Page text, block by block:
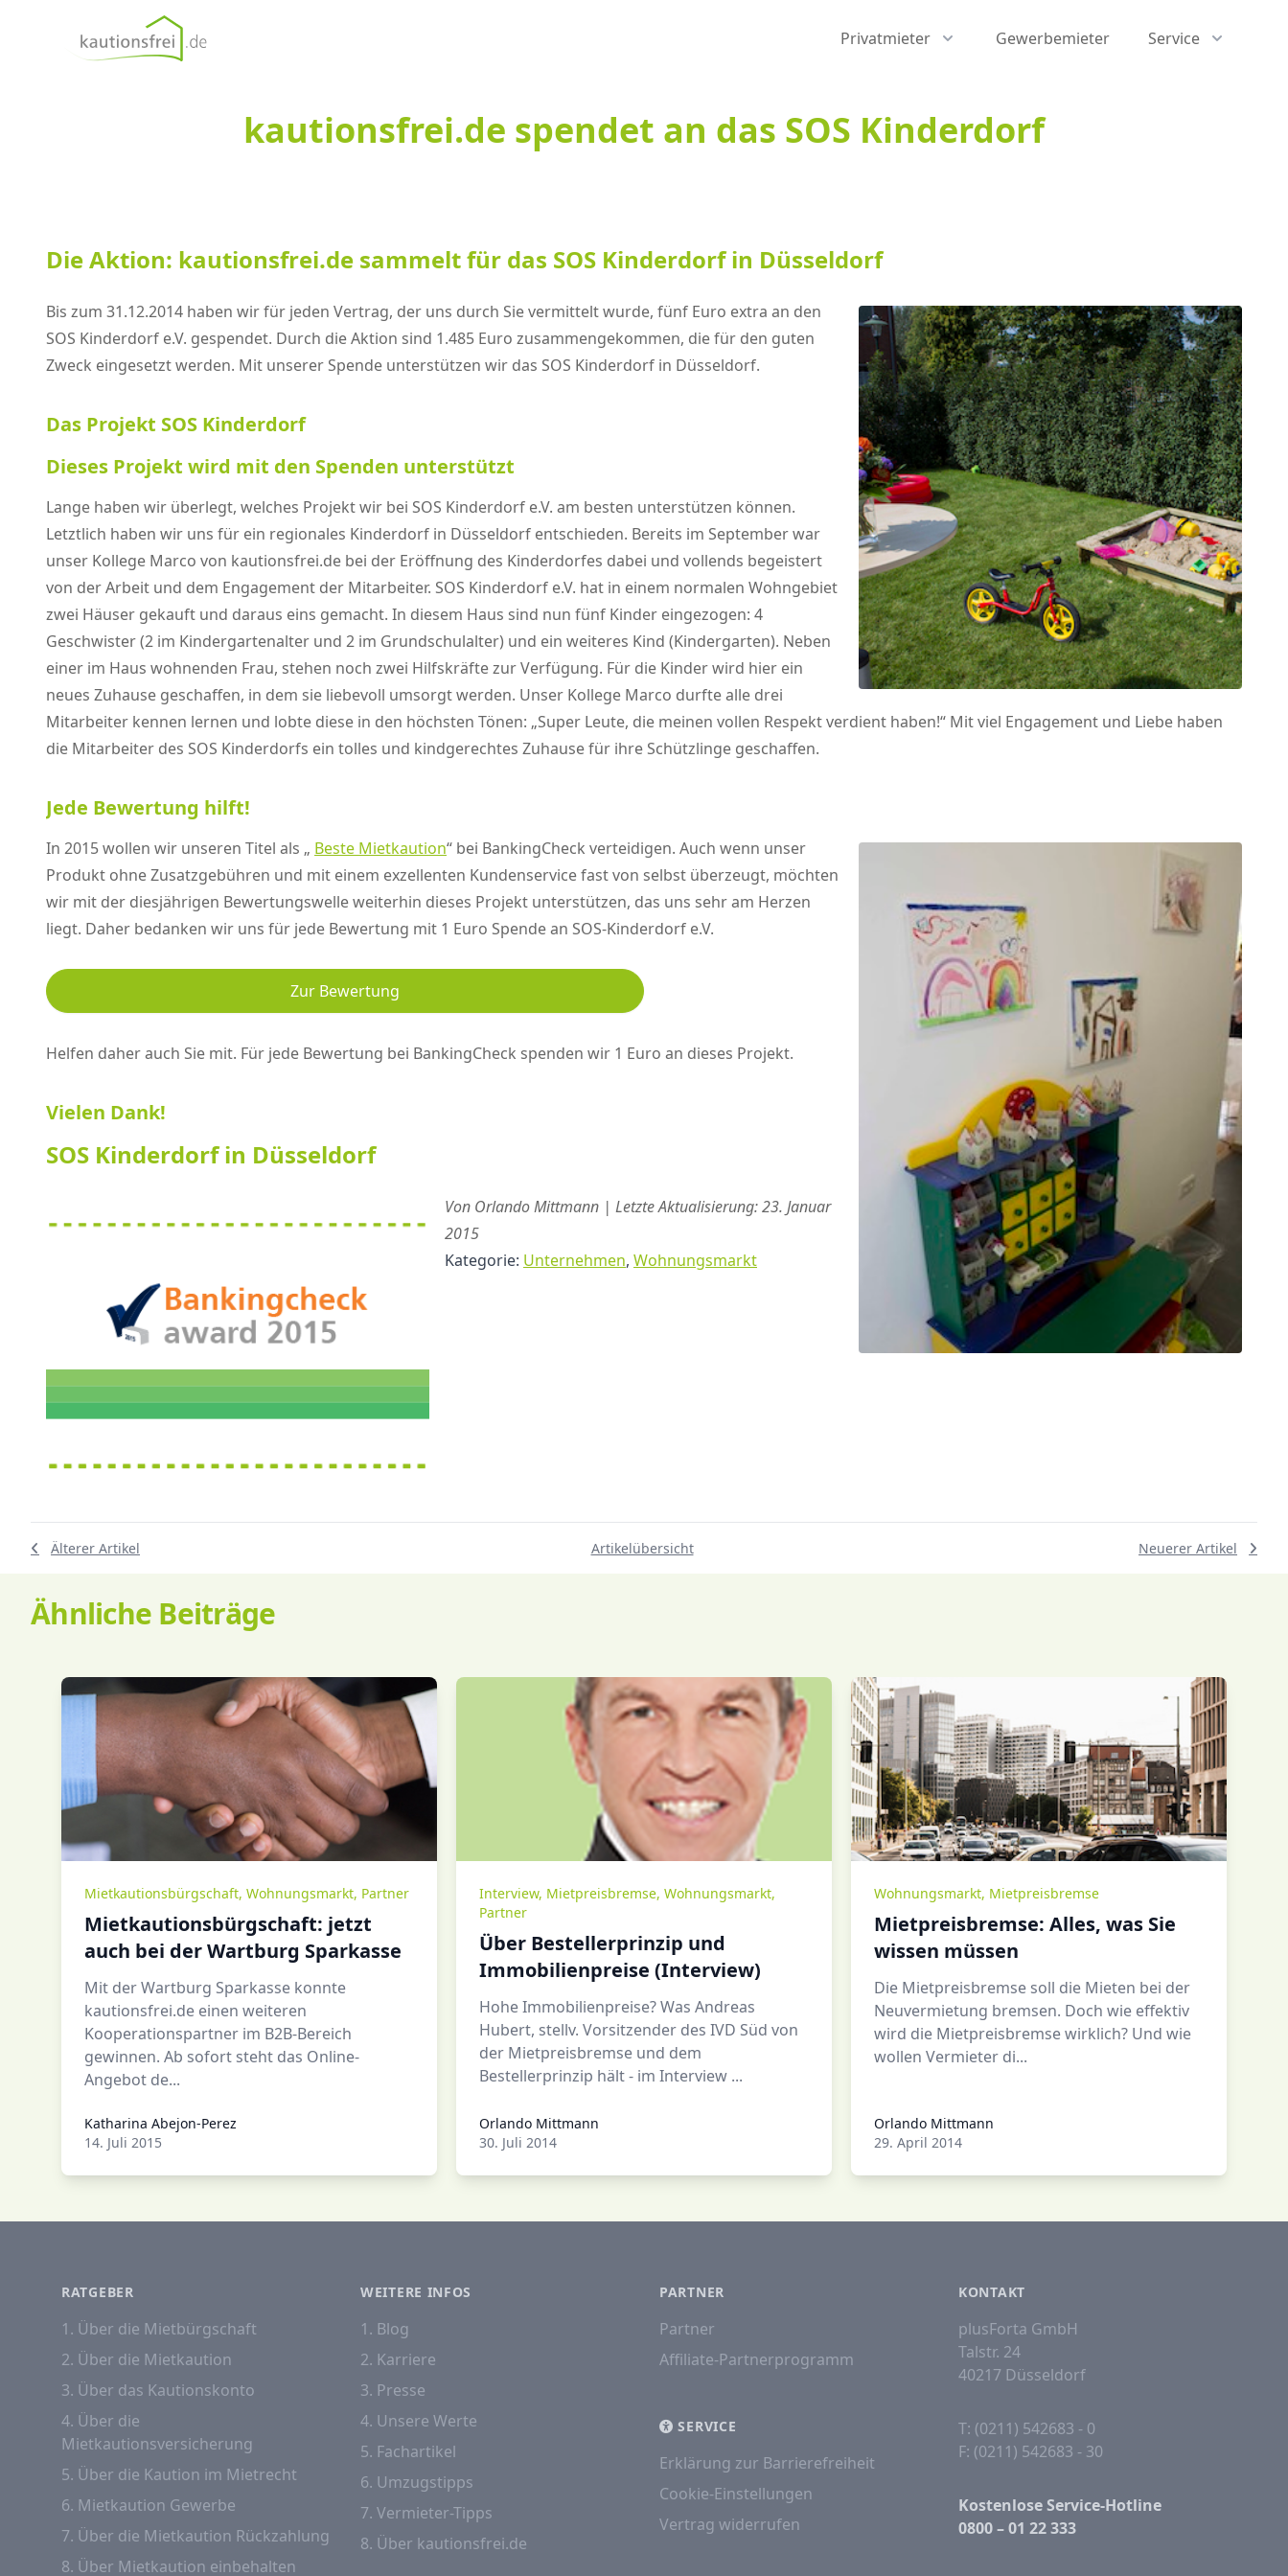
kautionsfrei.de
Privatmieter Gewerbemieter Service
kautionsfrei.de spendet an das SOS Kinderdorf
Die Aktion: kautionsfrei.de sammelt für das SOS Kinderdorf in Düsseldorf
Bis zum 31.12.2014 haben wir für jeden Vertrag, der uns durch Sie vermittelt wurde, fünf Euro extra an den
SOS Kinderdorf e.V. gespendet. Durch die Aktion sind 1.485 Euro zusammengekommen, die für den guten
Zweck eingesetzt werden. Mit unserer Spende unterstützen wir das SOS Kinderdorf in Düsseldorf.
Das Projekt SOS Kinderdorf
Dieses Projekt wird mit den Spenden unterstützt
Lange haben wir überlegt, welches Projekt wir bei SOS Kinderdorf e.V. am besten unterstützen können.
Letztlich haben wir uns für ein regionales Kinderdorf in Düsseldorf entschieden. Bereits im September war
unser Kollege Marco von kautionsfrei.de bei der Eröffnung des Kinderdorfes dabei und vollends begeistert
von der Arbeit und dem Engagement der Mitarbeiter. SOS Kinderdorf e.V. hat in einem normalen Wohngebiet
zwei Häuser gekauft und daraus eins gemacht. In diesem Haus sind nun fünf Kinder eingezogen: 4
Geschwister (2 im Kindergartenalter und 2 im Grundschulalter) und ein weiteres Kind (Kindergarten). Neben
einer im Haus wohnenden Frau, stehen noch zwei Hilfskräfte zur Verfügung. Für die Kinder wird hier ein
neues Zuhause geschaffen, in dem sie liebevoll umsorgt werden. Unser Kollege Marco durfte alle drei
Mitarbeiter kennen lernen und lobte diese in den höchsten Tönen: „Super Leute, die meinen vollen Respekt verdient haben!“ Mit viel Engagement und Liebe haben
die Mitarbeiter des SOS Kinderdorfs ein tolles und kindgerechtes Zuhause für ihre Schützlinge geschaffen.
Jede Bewertung hilft!
In 2015 wollen wir unseren Titel als „ Beste Mietkaution“ bei BankingCheck verteidigen. Auch wenn unser
Produkt ohne Zusatzgebühren und mit einem exzellenten Kundenservice fast von selbst überzeugt, möchten
wir mit der diesjährigen Bewertungswelle weiterhin dieses Projekt unterstützen, das uns sehr am Herzen
liegt. Daher bedanken wir uns für jede Bewertung mit 1 Euro Spende an SOS-Kinderdorf e.V.
Zur Bewertung
Helfen daher auch Sie mit. Für jede Bewertung bei BankingCheck spenden wir 1 Euro an dieses Projekt.
Vielen Dank!
SOS Kinderdorf in Düsseldorf
Von Orlando Mittmann | Letzte Aktualisierung: 23. Januar
2015
Kategorie: Unternehmen, Wohnungsmarkt
Älterer Artikel Artikelübersicht Neuerer Artikel
Ähnliche Beiträge
Mietkautionsbürgschaft, Wohnungsmarkt, Partner
Mietkautionsbürgschaft: jetzt
auch bei der Wartburg Sparkasse
Mit der Wartburg Sparkasse konnte
kautionsfrei.de einen weiteren
Kooperationspartner im B2B-Bereich
gewinnen. Ab sofort steht das Online-
Angebot de...
Katharina Abejon-Perez
Katharina Abejon-Perez
14. Juli 2015
Interview, Mietpreisbremse, Wohnungsmarkt,
Partner
Über Bestellerprinzip und
Immobilienpreise (Interview)
Hohe Immobilienpreise? Was Andreas
Hubert, stellv. Vorsitzender des IVD Süd von
der Mietpreisbremse und dem
Bestellerprinzip hält - im Interview ...
Orlando Mittmann
Orlando Mittmann
30. Juli 2014
Wohnungsmarkt, Mietpreisbremse
Mietpreisbremse: Alles, was Sie
wissen müssen
Die Mietpreisbremse soll die Mieten bei der
Neuvermietung bremsen. Doch wie effektiv
wird die Mietpreisbremse wirklich? Und wie
wollen Vermieter di...
Orlando Mittmann
Orlando Mittmann
29. April 2014
RATGEBER
1. Über die Mietbürgschaft
2. Über die Mietkaution
3. Über das Kautionskonto
4. Über die
Mietkautionsversicherung
5. Über die Kaution im Mietrecht
6. Mietkaution Gewerbe
7. Über die Mietkaution Rückzahlung
8. Über Mietkaution einbehalten
WEITERE INFOS
1. Blog
2. Karriere
3. Presse
4. Unsere Werte
5. Fachartikel
6. Umzugstipps
7. Vermieter-Tipps
8. Über kautionsfrei.de
PARTNER
Partner
Affiliate-Partnerprogramm
SERVICE
Erklärung zur Barrierefreiheit
Cookie-Einstellungen
Vertrag widerrufen
KONTAKT
plusForta GmbH
Talstr. 24
40217 Düsseldorf
T: (0211) 542683 - 0
F: (0211) 542683 - 30
Kostenlose Service-Hotline
0800 – 01 22 333